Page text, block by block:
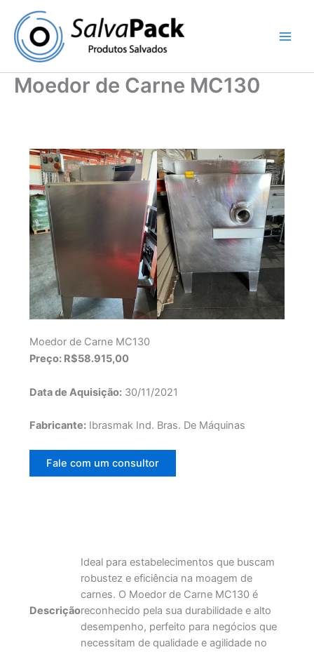
content
Moedor de Carne MC130
Moedor de Carne MC130
Preço: R$58.915,00
Data de Aquisição:30/11/2021
Fabricante:Ibrasmak Ind. Bras. De Máquinas
Fale com um consultor
Descrição
Ideal para estabelecimentos que buscam
robustez e eficiência na moagem de
carnes. O Moedor de Carne MC130 é
reconhecido pela sua durabilidade e alto
desempenho, perfeito para negócios que
necessitam de qualidade e agilidade no